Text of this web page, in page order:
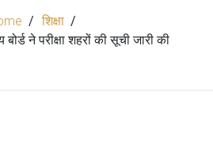
शिक्षा
ने परीक्षा शहरों की सूची जारी की